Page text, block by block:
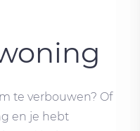
te verbouwen? Of
en je hebt